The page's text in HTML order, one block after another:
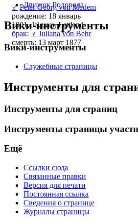
♂ Peter Georg von Medem
рождение: 18 январь
1801, Jelgava, Lettland
брак: ♀ Juliana von Behr
смерть: 13 март 1877
Движок Родовода
Вики-инструменты
Вики-инструменты
Служебные страницы
Инструменты для
Инструменты для страниц
Инструменты страницы
Ещё
Ссылки сюда
Связанные правки
Версия для печати
Постоянная ссылка
Сведения о странице
Журналы страницы